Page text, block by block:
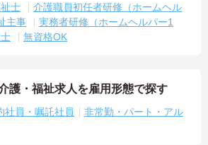
士
介護職員初任者研修（ホームヘル
主事
実務者研修（ホームヘルパー1
無資格OK
護・福祉求人を雇用形態で探す
社員・嘱託社員
非常勤・パート・アル